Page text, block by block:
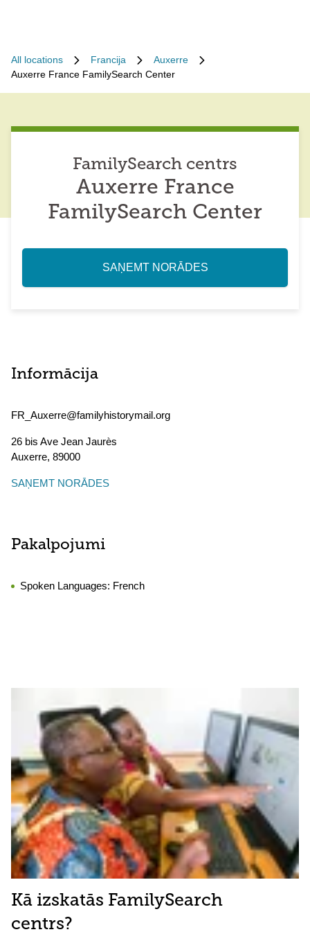
All locations Francija
Auxerre
Auxerre France FamilySearch Center
FamilySearch centrs
Auxerre France
FamilySearch Center
SAŅEMT NORĀDES
Informācija
FR_Auxerre@familyhistorymail.org
26 bis Ave Jean Jaurès
Auxerre, 89000
SAŅEMT NORĀDES
Pakalpojumi
Spoken Languages: French
Kā izskatās FamilySearch
centrs?